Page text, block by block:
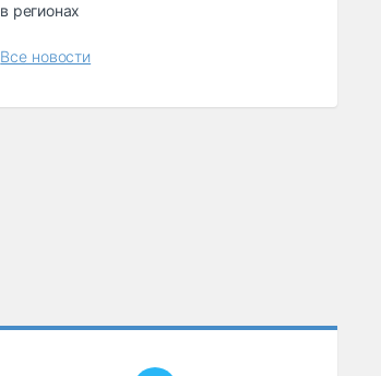
в регионах
Все новости